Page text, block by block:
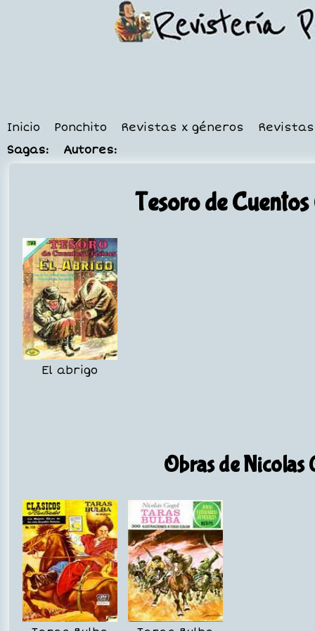
Inicio Ponchito Revistas x géneros
Sagas:
Autores:
Tesoro de
El abrigo
Obras de Nicolas